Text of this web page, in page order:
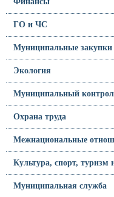
ГО и ЧС
Муниципальные закупки
Экология
Муниципальный
Охрана труда
Межнациональные
Культура, спорт,
Муниципальная служба